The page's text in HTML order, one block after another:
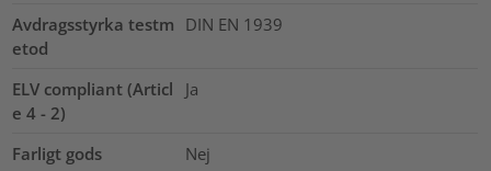
Avdragsstyrka testm
etod
DIN EN 1939
ELV compliant (Articl
e 4 - 2)
Ja
Farligt gods
Nej